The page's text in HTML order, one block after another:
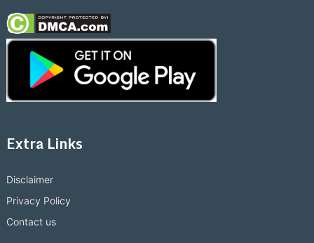
Extra Links
Disclaimer
Privacy Policy
Contact us